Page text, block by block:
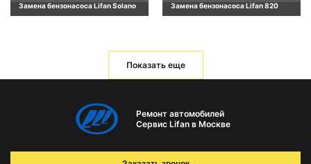
Замена бензонасоса Lifan Solano Замена бензонасоса Lifan 820
Показать еще
Ремонт автомобилей
Сервис Lifan в Москве